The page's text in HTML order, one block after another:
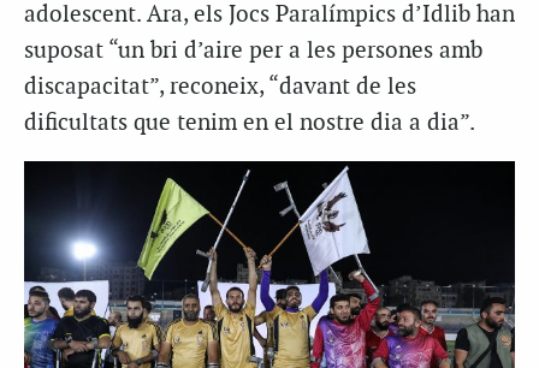
adolescent. Ara, els Jocs Paralímpics d’Idlib han
suposat “un bri d’aire per a les persones amb
discapacitat”, reconeix, “davant de les
dificultats que tenim en el nostre dia a dia”.